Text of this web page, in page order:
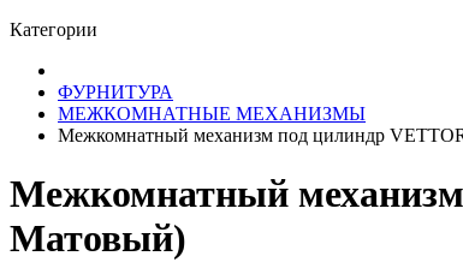
Категории
ФУРНИТУРА
МЕЖКОМНАТНЫЕ МЕХАНИЗМЫ
Межкомнатный механизм под цилиндр
Межкомнатный
Матовый)